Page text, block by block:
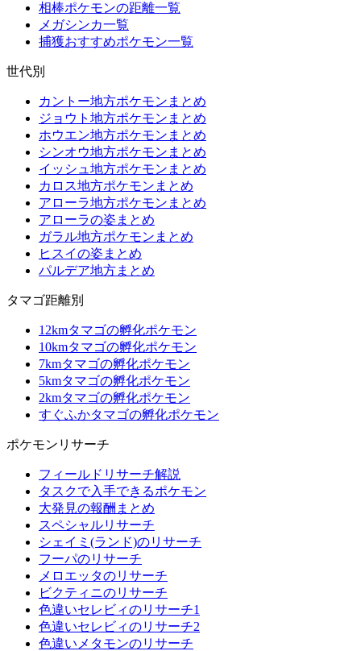
相棒ポケモンの距離一覧
メガシンカ一覧
捕獲おすすめポケモン一覧
世代別
カントー地方ポケモンまとめ
ジョウト地方ポケモンまとめ
ホウエン地方ポケモンまとめ
シンオウ地方ポケモンまとめ
イッシュ地方ポケモンまとめ
カロス地方ポケモンまとめ
アローラ地方ポケモンまとめ
アローラの姿まとめ
ガラル地方ポケモンまとめ
ヒスイの姿まとめ
パルデア地方まとめ
タマゴ距離別
12kmタマゴの孵化ポケモン
10kmタマゴの孵化ポケモン
7kmタマゴの孵化ポケモン
5kmタマゴの孵化ポケモン
2kmタマゴの孵化ポケモン
すぐふかタマゴの孵化ポケモン
ポケモンリサーチ
フィールドリサーチ解説
タスクで入手できるポケモン
大発見の報酬まとめ
スペシャルリサーチ
シェイミ(ランド)のリサーチ
フーパのリサーチ
メロエッタのリサーチ
ビクティニのリサーチ
色違いセレビィのリサーチ1
色違いセレビィのリサーチ2
色違いメタモンのリサーチ